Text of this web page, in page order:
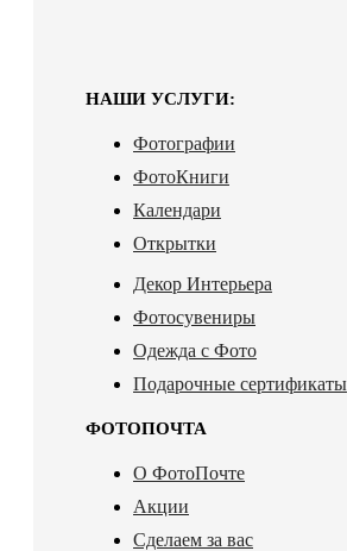
НАШИ УСЛУГИ:
Фотографии
ФотоКниги
Календари
Открытки
Декор Интерьера
Фотосувениры
Одежда с Фото
Подарочные сертификаты
ФОТОПОЧТА
О ФотоПочте
Акции
Сделаем за вас